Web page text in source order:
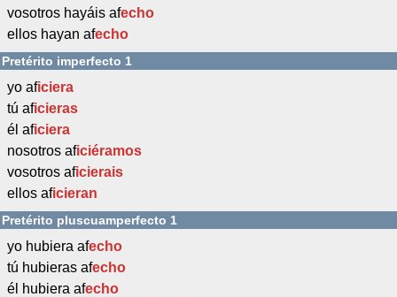
vosotros hayáis afecho
ellos hayan afecho
Pretérito imperfecto 1
yo aficiera
tú aficieras
él aficiera
nosotros aficiéramos
vosotros aficierais
ellos aficieran
Pretérito pluscuamperfecto 1
yo hubiera afecho
tú hubieras afecho
él hubiera afecho